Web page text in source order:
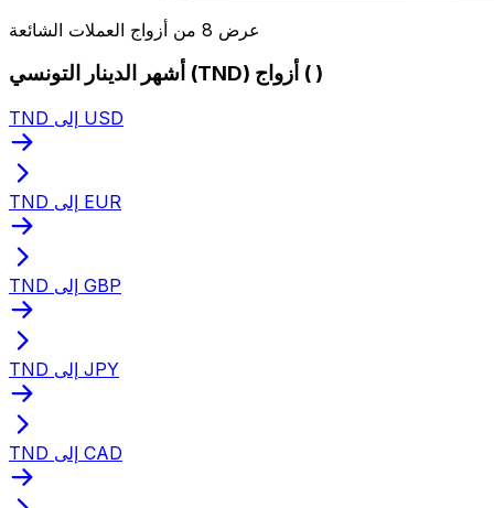
عرض 8 من أزواج العملات الشائعة
أشهر الدينار التونسي (TND) أزواج ( )
TND إلى USD
TND إلى EUR
TND إلى GBP
TND إلى JPY
TND إلى CAD